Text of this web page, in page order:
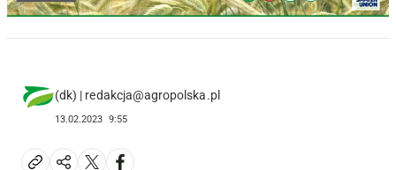
(dk) | redakcja@agropolska.pl
13.02.2023 9:55